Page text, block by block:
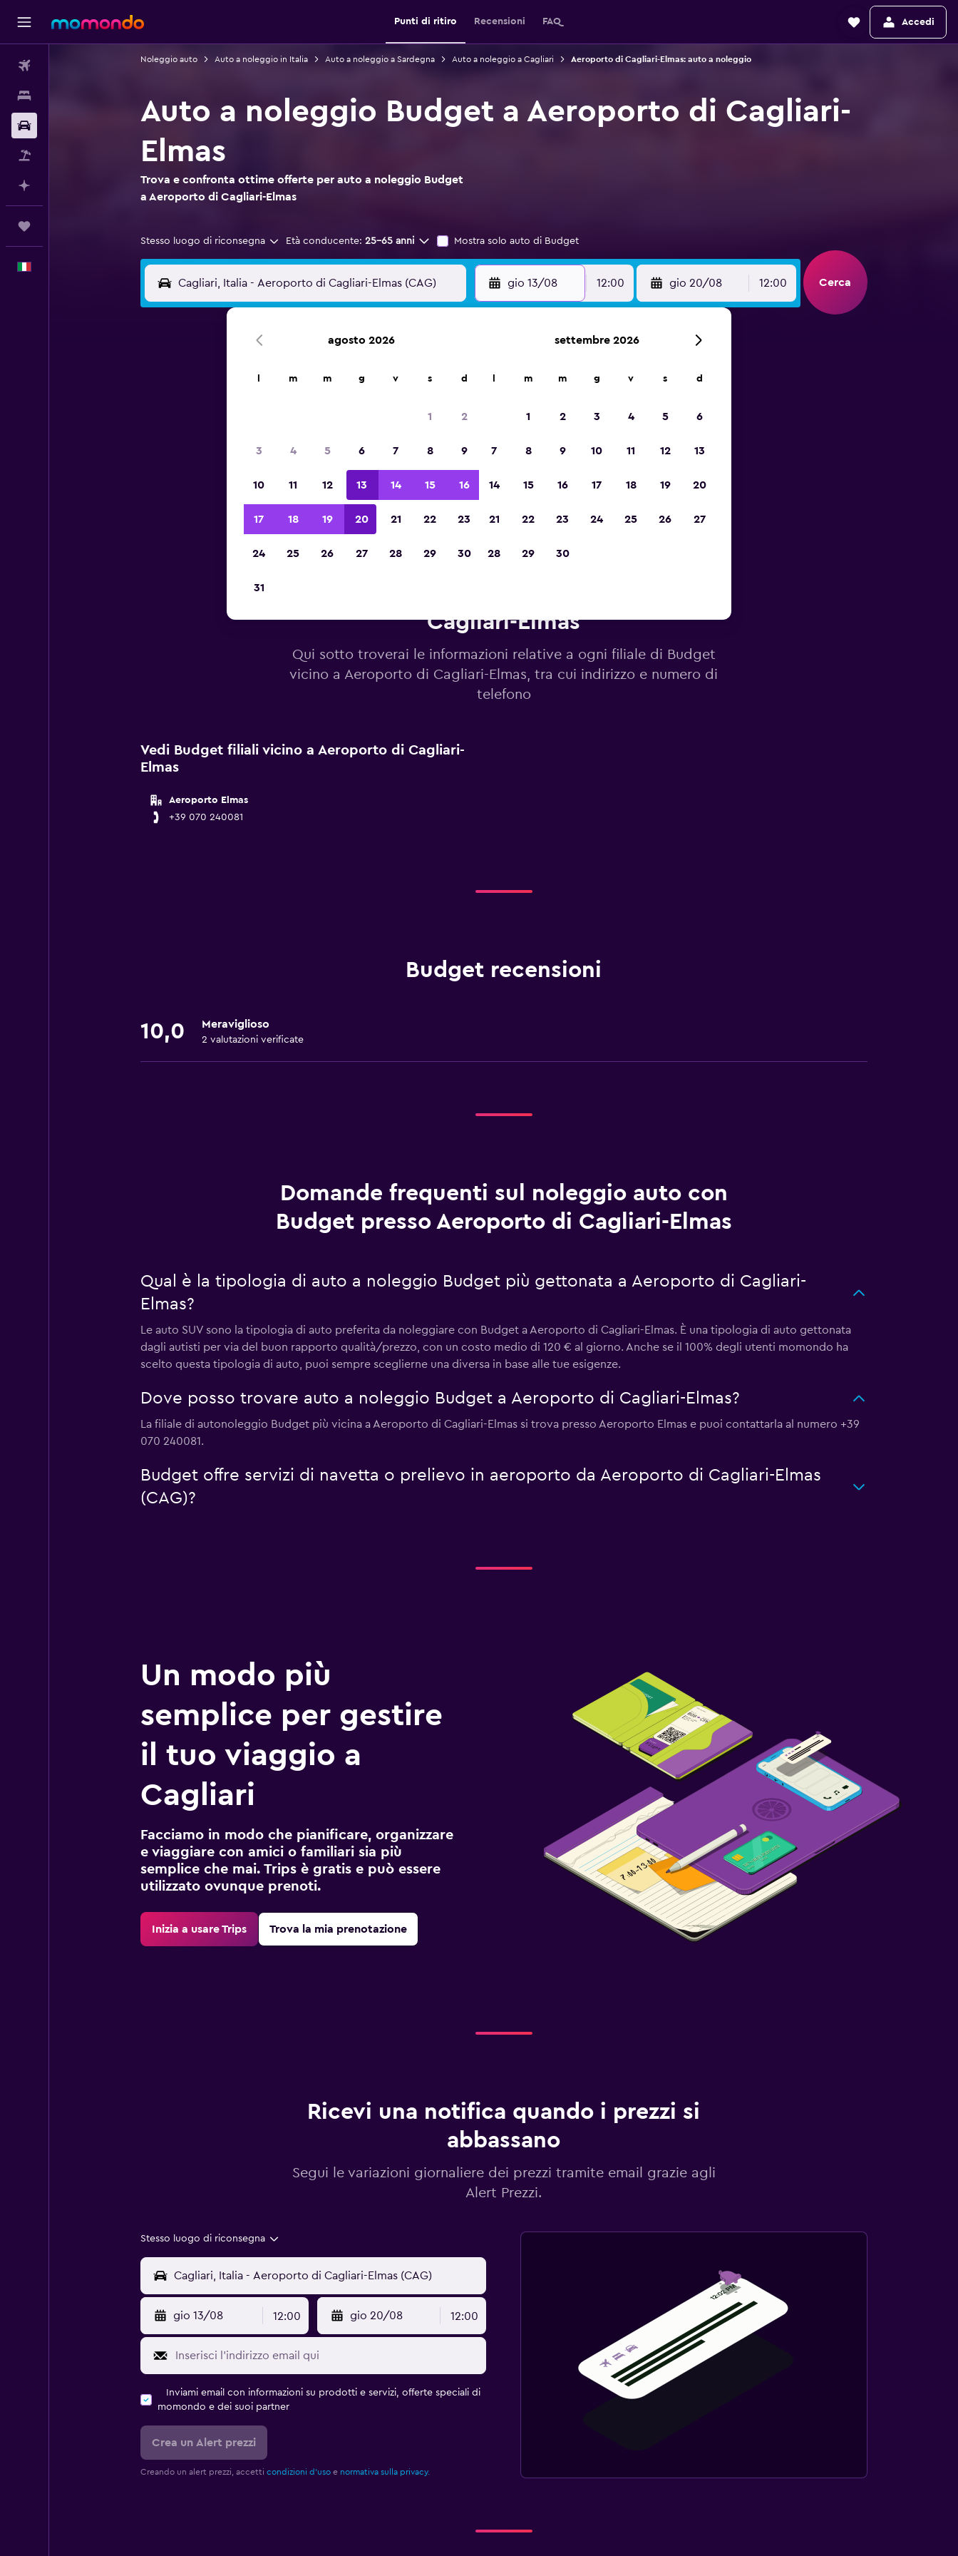
Punti di ritiro Recensioni FAQ Accedi
Noleggio auto Auto a noleggio in Italia Auto a noleggio a Sardegna Auto a noleggio a Cagliari Aeroporto di Cagliari-Elmas: auto a noleggio
Auto a noleggio Budget a Aeroporto di Cagliari-
Elmas
Trova e confronta ottime offerte per auto a noleggio Budget
a Aeroporto di Cagliari-Elmas
Stesso luogo di riconsegna Età conducente: 25-65 anni Mostra solo auto di Budget
gio 13/08 12:00 gio 20/08 12:00 Cerca
d'Europa 2023
Cagliari-Elmas
Qui sotto troverai le informazioni relative a ogni filiale di Budget
vicino a Aeroporto di Cagliari-Elmas, tra cui indirizzo e numero di
telefono
Vedi Budget filiali vicino a Aeroporto di Cagliari-
Elmas
Aeroporto Elmas
+39 070 240081
Budget recensioni
10,0 Meraviglioso
2 valutazioni verificate
Domande frequenti sul noleggio auto con
Budget presso Aeroporto di Cagliari-Elmas
Qual è la tipologia di auto a noleggio Budget più gettonata a Aeroporto di Cagliari-
Elmas?
Le auto SUV sono la tipologia di auto preferita da noleggiare con Budget a Aeroporto di Cagliari-Elmas. È una tipologia di auto gettonata
dagli autisti per via del buon rapporto qualità/prezzo, con un costo medio di 120 € al giorno. Anche se il 100% degli utenti momondo ha
scelto questa tipologia di auto, puoi sempre sceglierne una diversa in base alle tue esigenze.
Dove posso trovare auto a noleggio Budget a Aeroporto di Cagliari-Elmas?
La filiale di autonoleggio Budget più vicina a Aeroporto di Cagliari-Elmas si trova presso Aeroporto Elmas e puoi contattarla al numero +39
070 240081.
Budget offre servizi di navetta o prelievo in aeroporto da Aeroporto di Cagliari-Elmas
(CAG)?
Un modo più
semplice per gestire
il tuo viaggio a
Cagliari
Facciamo in modo che pianificare, organizzare
e viaggiare con amici o familiari sia più
semplice che mai. Trips è gratis e può essere
utilizzato ovunque prenoti.
Inizia a usare Trips Trova la mia prenotazione
Ricevi una notifica quando i prezzi si
abbassano
Segui le variazioni giornaliere dei prezzi tramite email grazie agli
Alert Prezzi.
Stesso luogo di riconsegna
gio 13/08 12:00 gio 20/08 12:00
Inviami email con informazioni su prodotti e servizi, offerte speciali di
momondo e dei suoi partner
Crea un Alert prezzi
Creando un alert prezzi, accetti condizioni d'usoe normativa sulla privacy.
agosto 2026
m m g v s d
1 2
3 4 5 6 7 8 9
10 11 12 13 14 15 16
17 18 19 20 21 22 23
24 25 26 27 28 29 30
31
settembre 2026
m m g v s d
1 2 3 4 5 6
7 8 9 10 11 12 13
14 15 16 17 18 19 20
21 22 23 24 25 26 27
28 29 30